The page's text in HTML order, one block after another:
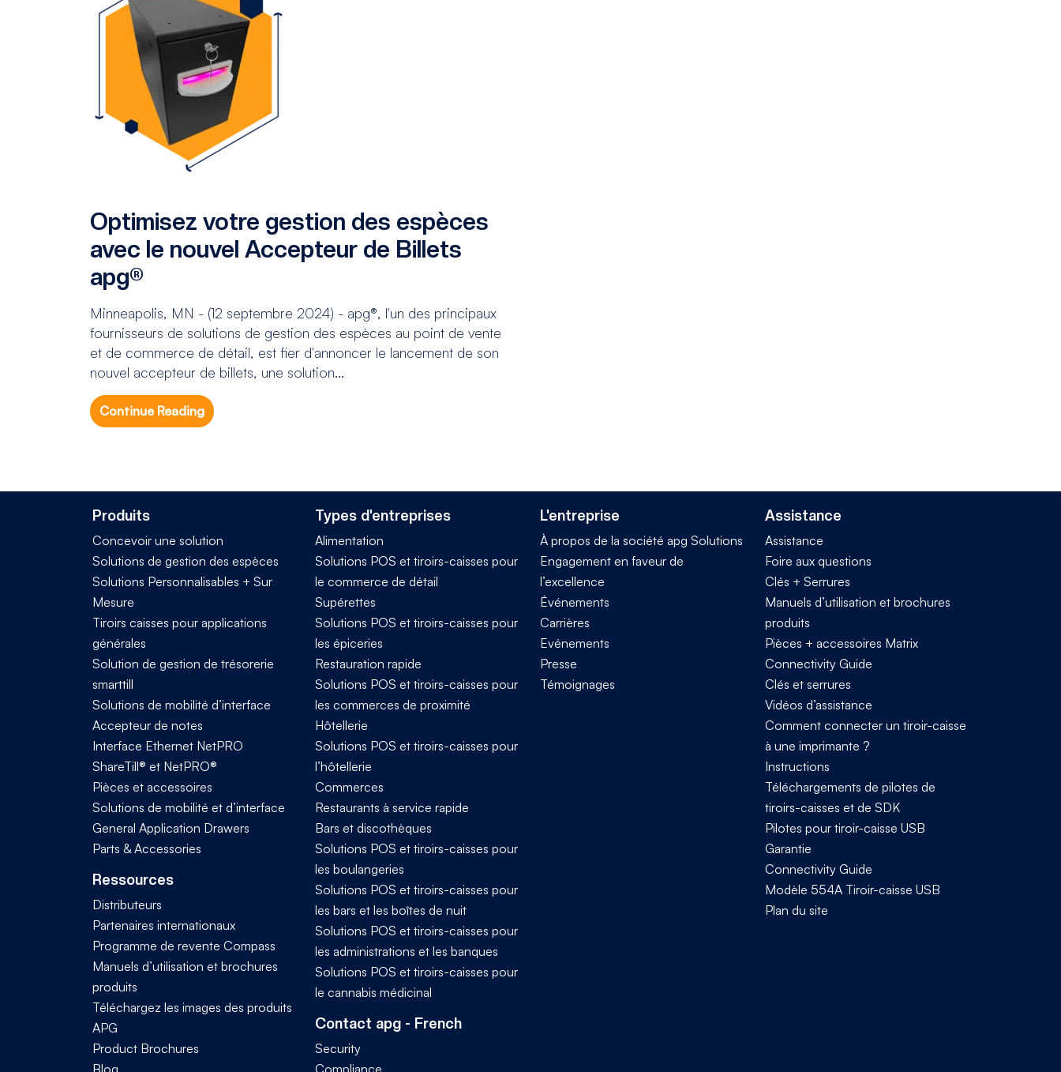
Optimisez votre gestion des espèces
avec le nouvel Accepteur de Billets
apg®
Minneapolis, MN - (12 septembre 2024) - apg®, l'un des principaux
fournisseurs de solutions de gestion des espèces au point de vente
et de commerce de détail, est fier d'annoncer le lancement de son
nouvel accepteur de billets, une solution...
Continue Reading
Produits
Concevoir une solution
Solutions de gestion des espèces
Solutions Personnalisables + Sur
Mesure
Tiroirs caisses pour applications
générales
Solution de gestion de trésorerie
smarttill
Solutions de mobilité d’interface
Accepteur de notes
Interface Ethernet NetPRO
ShareTill® et NetPRO®
Pièces et accessoires
Solutions de mobilité et d’interface
General Application Drawers
Parts & Accessories
Ressources
Distributeurs
Partenaires internationaux
Programme de revente Compass
Manuels d’utilisation et brochures
produits
Téléchargez les images des produits
APG
Product Brochures
Blog
Types d'entreprises
Alimentation
Solutions POS et tiroirs-caisses pour
le commerce de détail
Supérettes
Solutions POS et tiroirs-caisses pour
les épiceries
Restauration rapide
Solutions POS et tiroirs-caisses pour
les commerces de proximité
Hôtellerie
Solutions POS et tiroirs-caisses pour
l’hôtellerie
Commerces
Restaurants à service rapide
Bars et discothèques
Solutions POS et tiroirs-caisses pour
les boulangeries
Solutions POS et tiroirs-caisses pour
les bars et les boîtes de nuit
Solutions POS et tiroirs-caisses pour
les administrations et les banques
Solutions POS et tiroirs-caisses pour
le cannabis médicinal
Contact apg - French
Security
Compliance
L'entreprise
À propos de la société apg Solutions
Engagement en faveur de
l’excellence
Événements
Carrières
Evénements
Presse
Témoignages
Assistance
Assistance
Foire aux questions
Clés + Serrures
Manuels d’utilisation et brochures
produits
Pièces + accessoires Matrix
Connectivity Guide
Clés et serrures
Vidéos d’assistance
Comment connecter un tiroir-caisse
à une imprimante ?
Instructions
Téléchargements de pilotes de
tiroirs-caisses et de SDK
Pilotes pour tiroir-caisse USB
Garantie
Connectivity Guide
Modèle 554A Tiroir-caisse USB
Plan du site